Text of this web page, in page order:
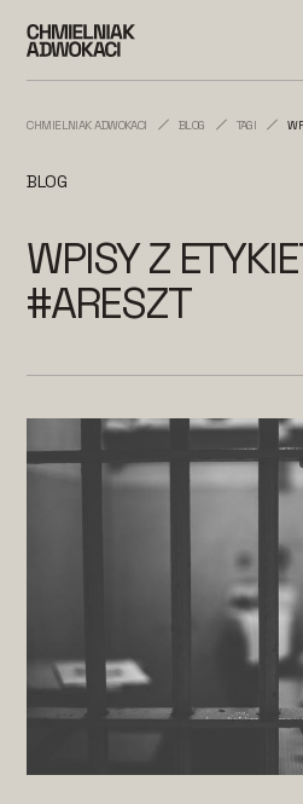
CHMIELNIAK ADWOKACI BLOG TAGI
BLOG
WPISY Z
#ARESZT